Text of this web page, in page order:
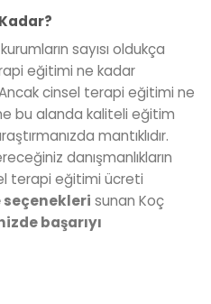
sayısı oldukça
eğitimi ne kadar
cinsel terapi eğitimi ne
bu alanda kaliteli eğitim
mantıklıdır.
danışmanlıkların
terapi eğitimi ücreti
sunan Koç
başarıyı